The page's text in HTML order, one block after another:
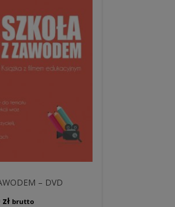
– DVD
zł brutto